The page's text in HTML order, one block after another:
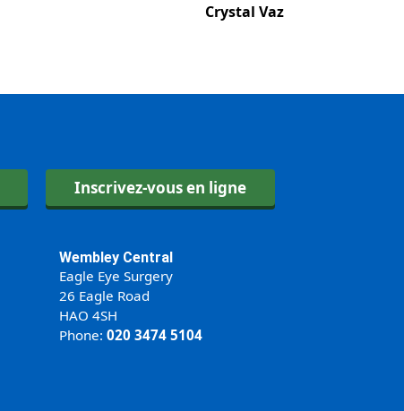
Crystal Vaz
Inscrivez-vous en ligne
Wembley Central
Eagle Eye Surgery
26 Eagle Road
HAO 4SH
Phone: 020 3474 5104